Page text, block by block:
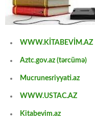
WWW.KİTABEVİM.AZ
Aztc.gov.az (tərcümə)
Mucrunesriyyati.az
WWW.USTAC.AZ
Kitabevim.az